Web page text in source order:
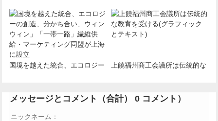
金となった！この有名なチョコ
レートメーカーが訴訟で勝訴し
ました！
て、河濤農家が貧困を解消して
裕福になり、収入を増やし、利
国境を越えた統合、エコロジー
ィン」「一帯一路」繊維供給・
上饒福州商工会議所は伝統的な
テキスト)
メッセージとコメント（合計）0 コメント）
ニックネーム：